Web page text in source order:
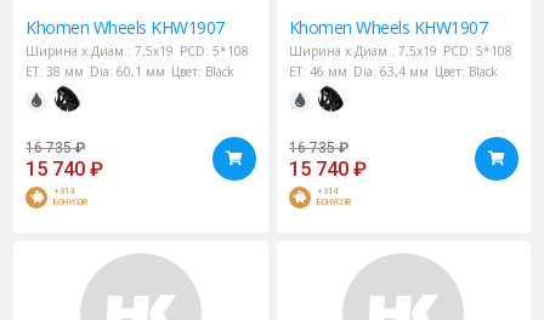
Khomen Wheels KHW1907
Ширина х Диам.: 7,5x19 PCD: 5*108
ET: 38 мм Dia: 60,1 мм Цвет: Black
16 735 ₽
15 740 ₽
+314
БОНУСОВ
Khomen Wheels KHW1907
Ширина х Диам.: 7,5x19 PCD: 5*108
ET: 46 мм Dia: 63,4 мм Цвет: Black
16 735 ₽
15 740 ₽
+314
БОНУСОВ